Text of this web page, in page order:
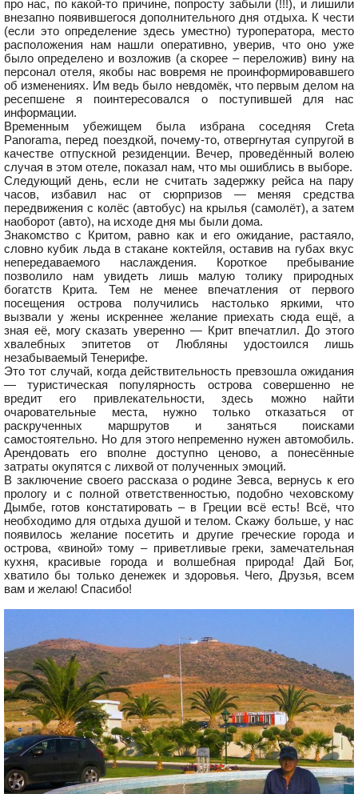
про нас, по какой-то причине, попросту забыли (!!!), и лишили
внезапно появившегося дополнительного дня отдыха. К чести
(если это определение здесь уместно) туроператора, место
расположения нам нашли оперативно, уверив, что оно уже
было определено и возложив (а скорее – переложив) вину на
персонал отеля, якобы нас вовремя не проинформировавшего
об изменениях. Им ведь было невдомёк, что первым делом на
ресепшене я поинтересовался о поступившей для нас
информации.
Временным убежищем была избрана соседняя Creta
Panorama, перед поездкой, почему-то, отвергнутая супругой в
качестве отпускной резиденции. Вечер, проведённый волею
случая в этом отеле, показал нам, что мы ошиблись в выборе.
Следующий день, если не считать задержку рейса на пару
часов, избавил нас от сюрпризов — меняя средства
передвижения с колёс (автобус) на крылья (самолёт), а затем
наоборот (авто), на исходе дня мы были дома.
Знакомство с Критом, равно как и его ожидание, растаяло,
словно кубик льда в стакане коктейля, оставив на губах вкус
непередаваемого наслаждения. Короткое пребывание
позволило нам увидеть лишь малую толику природных
богатств Крита. Тем не менее впечатления от первого
посещения острова получились настолько яркими, что
вызвали у жены искреннее желание приехать сюда ещё, а
зная её, могу сказать уверенно — Крит впечатлил. До этого
хвалебных эпитетов от Любляны удостоился лишь
незабываемый Тенерифе.
Это тот случай, когда действительность превзошла ожидания
— туристическая популярность острова совершенно не
вредит его привлекательности, здесь можно найти
очаровательные места, нужно только отказаться от
раскрученных маршрутов и заняться поисками
самостоятельно. Но для этого непременно нужен автомобиль.
Арендовать его вполне доступно ценово, а понесённые
затраты окупятся с лихвой от полученных эмоций.
В заключение своего рассказа о родине Зевса, вернусь к его
прологу и с полной ответственностью, подобно чеховскому
Дымбе, готов констатировать – в Греции всё есть! Всё, что
необходимо для отдыха душой и телом. Скажу больше, у нас
появилось желание посетить и другие греческие города и
острова, «виной» тому – приветливые греки, замечательная
кухня, красивые города и волшебная природа! Дай Бог,
хватило бы только денежек и здоровья. Чего, Друзья, всем
вам и желаю! Спасибо!